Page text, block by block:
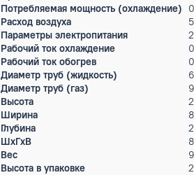
Тип внутреннего блока
Режим работы
Мин. уровень шума
Max.уровень шума
Особенности управления (в
Особенности управления
Гарантийный срок производителя, год
Производительность холод
Мощность кондиционера
Производительность тепло
Потребляемая мощность